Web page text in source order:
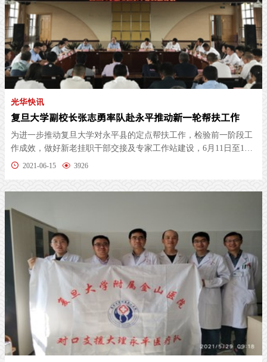
光华快讯
复旦大学副校长张志勇率队赴永平推动新一轮帮扶工作
为进一步推动复旦大学对永平县的定点帮扶工作，检验前一阶段工
作成效，做好新老挂职干部交接及专家工作站建设，6月11日至13
日，复旦...
2021-06-15 3926